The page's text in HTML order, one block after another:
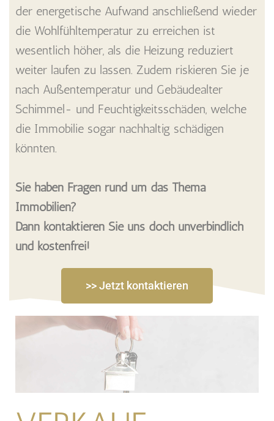
der energetische Aufwand anschließend wieder
die Wohlfühltemperatur zu erreichen ist
wesentlich höher, als die Heizung reduziert
weiter laufen zu lassen. Zudem riskieren Sie je
nach Außentemperatur und Gebäudealter
Schimmel- und Feuchtigkeitsschäden, welche
die Immobilie sogar nachhaltig schädigen
könnten.
Sie haben Fragen rund um das Thema
Immobilien?
Dann kontaktieren Sie uns doch unverbindlich
und kostenfrei!
>> Jetzt kontaktieren